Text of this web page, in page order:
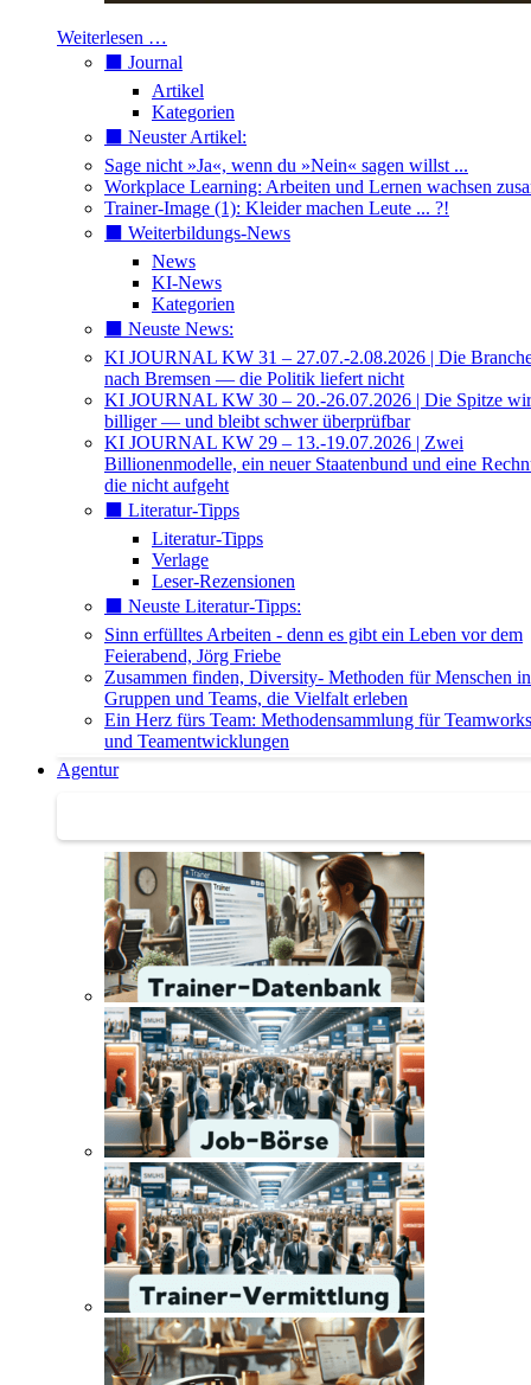
Weiterlesen …
⬛️ Journal
Artikel
Kategorien
⬛️ Neuster Artikel:
Sage nicht »Ja«, wenn du »Nein« sagen willst ...
Workplace Learning: Arbeiten und Lernen wachsen
Trainer-Image (1): Kleider machen Leute ... ?!
⬛️ Weiterbildungs-News
News
KI-News
Kategorien
⬛️ Neuste News:
KI JOURNAL KW 31 – 27.07.-2.08.2026 | Die
nach Bremsen — die Politik liefert nicht
KI JOURNAL KW 30 – 20.-26.07.2026 | Die Spitze
billiger — und bleibt schwer überprüfbar
KI JOURNAL KW 29 – 13.-19.07.2026 | Zwei
Billionenmodelle, ein neuer Staatenbund und eine
die nicht aufgeht
⬛️ Literatur-Tipps
Literatur-Tipps
Verlage
Leser-Rezensionen
⬛️ Neuste Literatur-Tipps:
Sinn erfülltes Arbeiten - denn es gibt ein Leben vor dem
Feierabend, Jörg Friebe
Zusammen finden, Diversity- Methoden für Menschen in
Gruppen und Teams, die Vielfalt erleben
Ein Herz fürs Team: Methodensammlung für
und Teamentwicklungen
Agentur